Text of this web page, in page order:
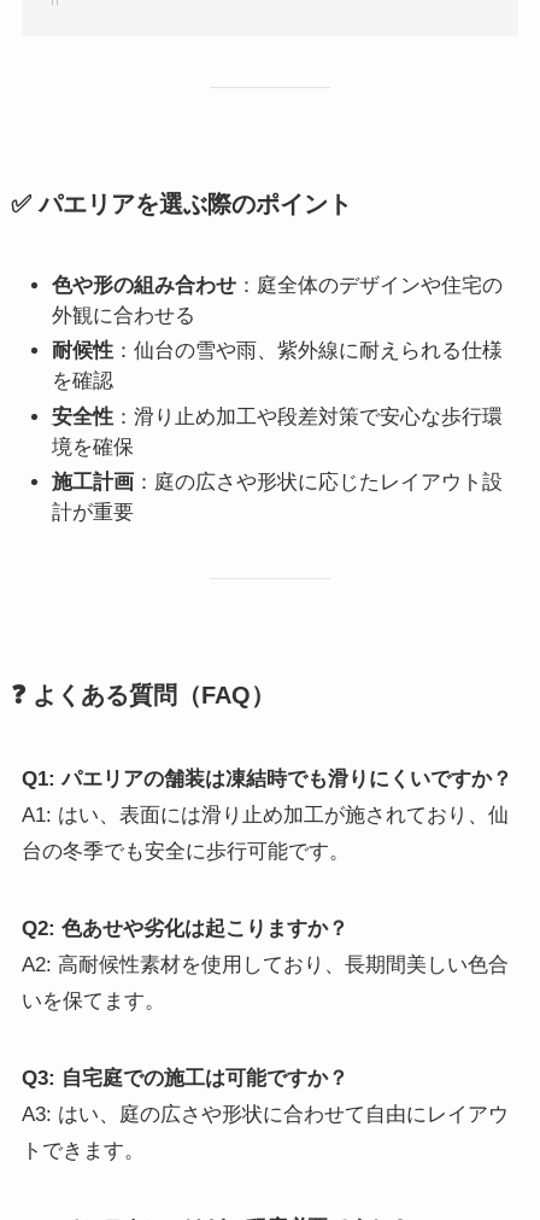
✅ パエリアを選ぶ際のポイント
色や形の組み合わせ ：庭全体のデザインや住宅の
外観に合わせる
耐候性 ：仙台の雪や雨、紫外線に耐えられる仕様
を確認
安全性 ：滑り止め加工や段差対策で安心な歩行環
境を確保
施工計画 ：庭の広さや形状に応じたレイアウト設
計が重要
❓ よくある質問（FAQ）
Q1: パエリアの舗装は凍結時でも滑りにくいですか？
A1: はい、表面には滑り止め加工が施されており、仙
台の冬季でも安全に歩行可能です。
Q2: 色あせや劣化は起こりますか？
A2: 高耐候性素材を使用しており、長期間美しい色合
いを保てます。
Q3: 自宅庭での施工は可能ですか？
A3: はい、庭の広さや形状に合わせて自由にレイアウ
トできます。